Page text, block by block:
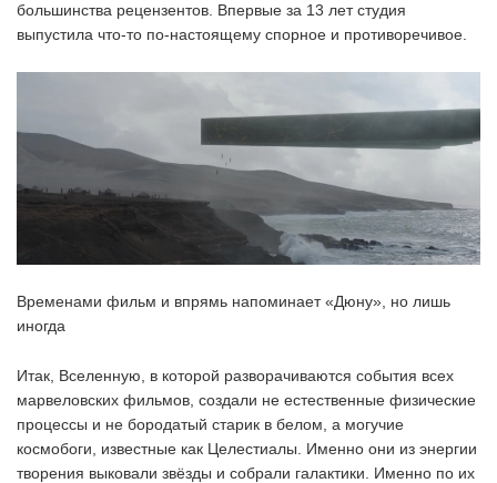
большинства рецензентов. Впервые за 13 лет студия
выпустила что-то по-настоящему спорное и противоречивое.
Временами фильм и впрямь напоминает «Дюну», но лишь
иногда
Итак, Вселенную, в которой разворачиваются события всех
марвеловских фильмов, создали не естественные физические
процессы и не бородатый старик в белом, а могучие
космобоги, известные как Целестиалы. Именно они из энергии
творения выковали звёзды и собрали галактики. Именно по их